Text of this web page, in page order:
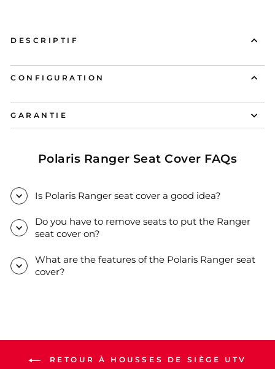
DESCRIPTIF
CONFIGURATION
GARANTIE
Polaris Ranger Seat Cover FAQs
Is Polaris Ranger seat cover a good idea?
Do you have to remove seats to put the Ranger
seat cover on?
What are the features of the Polaris Ranger seat
cover?
RETOUR À HOUSSES DE SIÈGE UTV